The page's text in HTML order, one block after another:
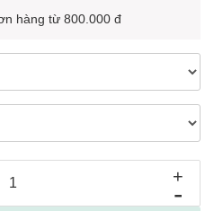
hàng từ 800.000 đ
-
+